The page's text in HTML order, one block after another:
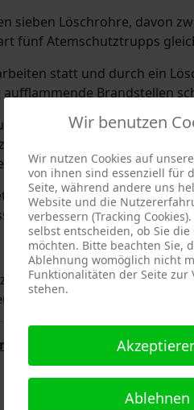
sieben Löschrohre, davon
fünf Atemschutztrupps
statt und durch ein
Brandstellen
Vaihingen waren
gebunden. Um weitere
Feuerwehr die leeren
die Einsatzleitung auf einen
an.
mit der
Während dieser Zeit
Wir benutzen
Wir nutzen Cookies auf
von ihnen sind essenziell für
Seite, während andere uns
Website und die
verbessern (Tracking
selbst entscheiden, ob Sie die
möchten. Bitte beachten Sie,
Ablehnung womöglich nicht
Funktionalitäten der Seite zur
stehen.
Ablehnen